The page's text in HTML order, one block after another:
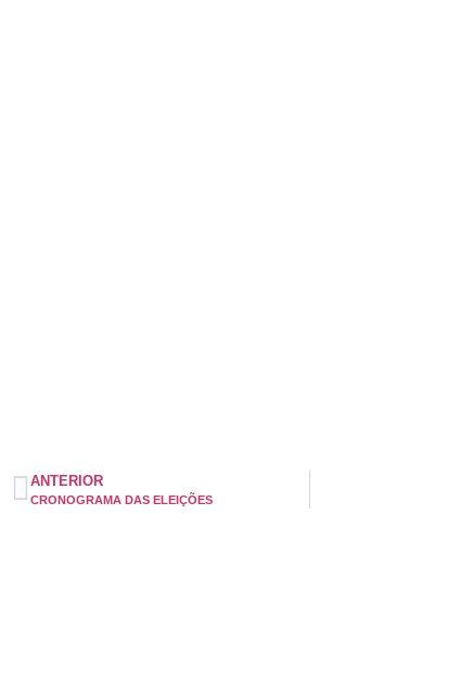
ANTERIOR
CRONOGRAMA DAS ELEIÇÕES